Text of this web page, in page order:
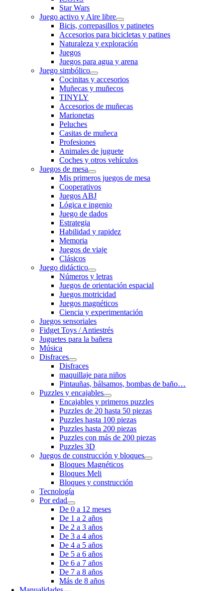
Star Wars
Juego activo y Aire libre
Bicis, correpasillos y patinetes
Accesorios para bicicletas y patines
Naturaleza y exploración
Juegos
Juegos para agua y arena
Juego simbólico
Cocinitas y accesorios
Muñecas y muñecos
TINYLY
Accesorios de muñecas
Marionetas
Peluches
Casitas de muñeca
Profesiones
Animales de juguete
Coches y otros vehículos
Juegos de mesa
Mis primeros juegos de mesa
Cooperativos
Juegos ABJ
Lógica e ingenio
Juego de dados
Estrategia
Habilidad y rapidez
Memoria
Juegos de viaje
Clásicos
Juego didáctico
Números y letras
Juegos de orientación espacial
Juegos motricidad
Juegos magnéticos
Ciencia y experimentación
Juegos sensoriales
Fidget Toys / Antiestrés
Juguetes para la bañera
Música
Disfraces
Disfraces
maquillaje para niños
Pintauñas, bálsamos, bombas de baño…
Puzzles y encajables
Encajables y primeros puzzles
Puzzles de 20 hasta 50 piezas
Puzzles hasta 100 piezas
Puzzles hasta 200 piezas
Puzzles con más de 200 piezas
Puzzles 3D
Juegos de construcción y bloques
Bloques Magnéticos
Bloques Meli
Bloques y construcción
Tecnología
Por edad
De 0 a 12 meses
De 1 a 2 años
De 2 a 3 años
De 3 a 4 años
De 4 a 5 años
De 5 a 6 años
De 6 a 7 años
De 7 a 8 años
Más de 8 años